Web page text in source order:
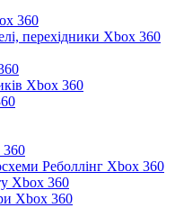
360
перехідники Xbox 360
Xbox 360
360
Реболлінг Xbox 360
Xbox 360
Xbox 360